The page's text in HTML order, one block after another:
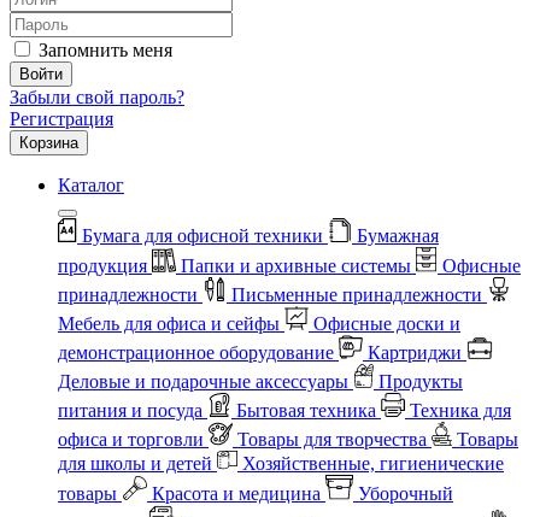
Запомнить меня
Войти
Забыли свой пароль?
Регистрация
Корзина
Каталог
Бумага для офисной техники
Бумажная
продукция
Папки и архивные системы
Офисные
принадлежности
Письменные принадлежности
Мебель для офиса и сейфы
Офисные доски и
демонстрационное оборудование
Картриджи
Деловые и подарочные аксессуары
Продукты
питания и посуда
Бытовая техника
Техника для
офиса и торговли
Товары для творчества
Товары
для школы и детей
Хозяйственные, гигиенические
товары
Красота и медицина
Уборочный